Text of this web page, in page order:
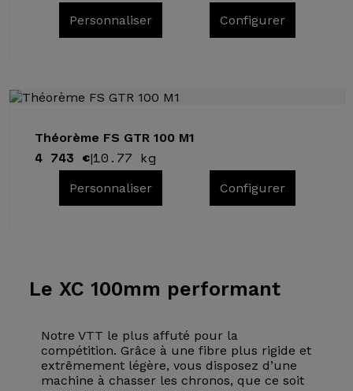
Personnaliser Configurer
Théorème FS GTR 100 M1
4 743 €|10.77 kg
Personnaliser Configurer
Le XC 100mm performant
Notre VTT le plus affuté pour la
compétition. Grâce à une fibre plus rigide et
extrêmement légère, vous disposez d’une
machine à chasser les chronos, que ce soit